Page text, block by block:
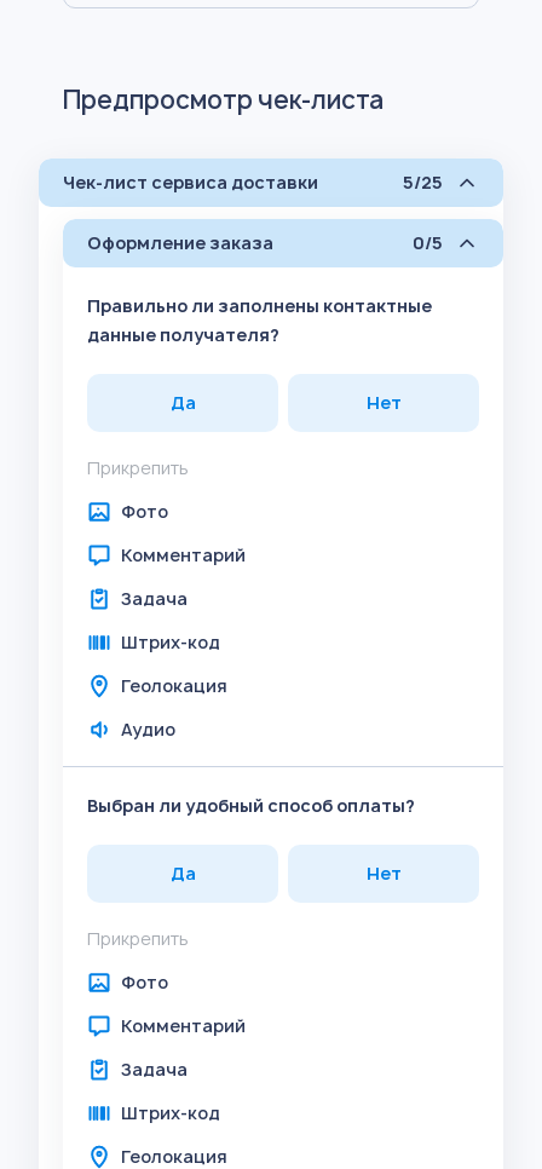
Предпросмотр чек-листа
Чек-лист сервиса доставки 5/25
Оформление заказа 0/5
Правильно ли заполнены контактные
данные получателя?
Да Нет
Прикрепить
Фото
Комментарий
Задача
Штрих-код
Геолокация
Аудио
Выбран ли удобный способ оплаты?
Да Нет
Прикрепить
Фото
Комментарий
Задача
Штрих-код
Геолокация